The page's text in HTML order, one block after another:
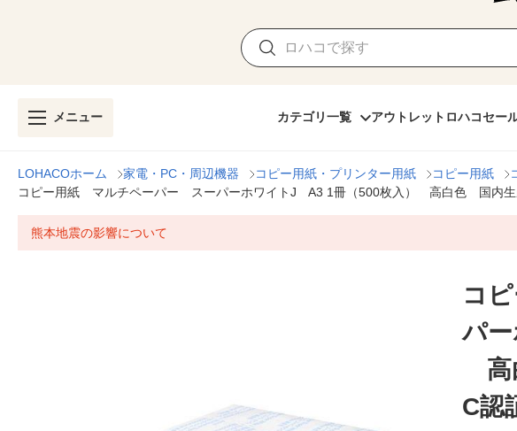
メニュー カテゴリ一覧 アウトレット ロハコセー
LOHACOホーム 家電・PC・周辺機器 コピー用紙・プリンター用紙 コピー用紙
コピー用紙 マルチペーパー スーパーホワイトJ A3 1冊（500枚入） 高白色 国内生
熊本地震の影響について
コ
パ
高
C認